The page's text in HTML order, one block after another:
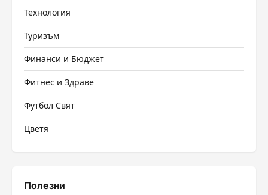
Технология
Туризъм
Финанси и Бюджет
Фитнес и Здраве
Футбол Свят
Цветя
Полезни